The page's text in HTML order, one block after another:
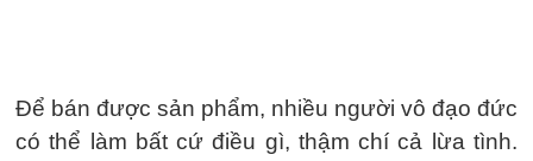
Để bán được sản phẩm, nhiều người vô đạo đức
có thể làm bất cứ điều gì, thậm chí cả lừa tình.